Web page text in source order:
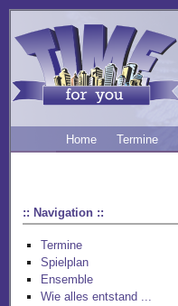
Home Termine
:: Navigation ::
Termine
Spielplan
Ensemble
Wie alles entstand ...